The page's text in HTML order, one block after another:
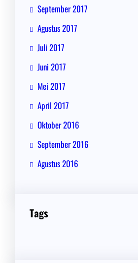
September 2017
Agustus 2017
Juli 2017
Juni 2017
Mei 2017
April 2017
Oktober 2016
September 2016
Agustus 2016
Tags